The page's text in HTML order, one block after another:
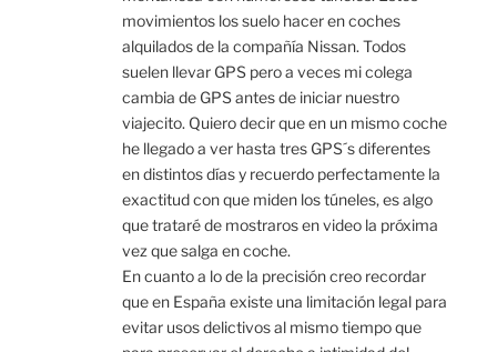
movimientos los suelo hacer en coches
alquilados de la compañía Nissan. Todos
suelen llevar GPS pero a veces mi colega
cambia de GPS antes de iniciar nuestro
viajecito. Quiero decir que en un mismo coche
he llegado a ver hasta tres GPS´s diferentes
en distintos días y recuerdo perfectamente la
exactitud con que miden los túneles, es algo
que trataré de mostraros en video la próxima
vez que salga en coche.
En cuanto a lo de la precisión creo recordar
que en España existe una limitación legal para
evitar usos delictivos al mismo tiempo que